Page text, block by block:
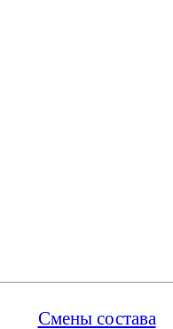
Смены состава